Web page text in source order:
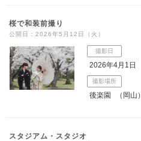
桜で和装前撮り
公開日：2026年5月12日（火）
撮影日
2026年4月1日
撮影場所
後楽園 （岡山）
スタジアム・スタジオ